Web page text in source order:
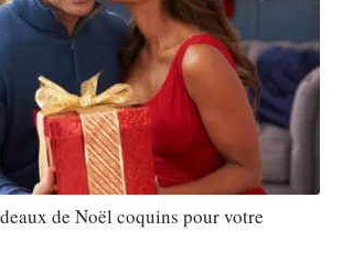
de Noël coquins pour votre